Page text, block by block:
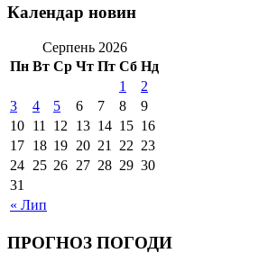
Календар новин
Серпень 2026
Пн Вт Ср Чт Пт Сб Нд
« Лип
1
2
3
4 5 6 7 8
9
10 11 12 13 14 15 16
17 18 19 20 21 22 23
24 25 26 27 28 29 30
31
ПРОГНОЗ ПОГОДИ